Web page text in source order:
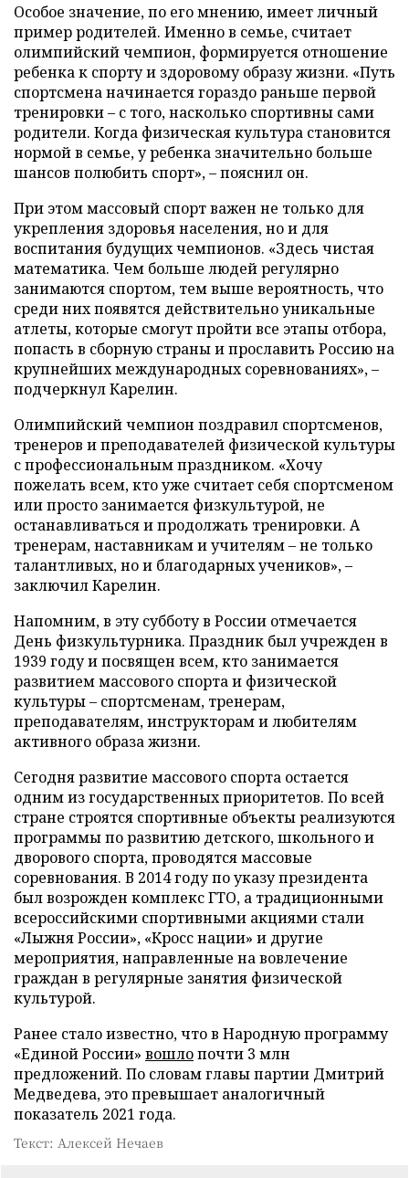
Особое значение, по его мнению, имеет личный
пример родителей. Именно в семье, считает
олимпийский чемпион, формируется отношение
ребенка к спорту и здоровому образу жизни. «Путь
спортсмена начинается гораздо раньше первой
тренировки – с того, насколько спортивны сами
родители. Когда физическая культура становится
нормой в семье, у ребенка значительно больше
шансов полюбить спорт», – пояснил он.
При этом массовый спорт важен не только для
укрепления здоровья населения, но и для
воспитания будущих чемпионов. «Здесь чистая
математика. Чем больше людей регулярно
занимаются спортом, тем выше вероятность, что
среди них появятся действительно уникальные
атлеты, которые смогут пройти все этапы отбора,
попасть в сборную страны и прославить Россию на
крупнейших международных соревнованиях», –
подчеркнул Карелин.
Олимпийский чемпион поздравил спортсменов,
тренеров и преподавателей физической культуры
с профессиональным праздником. «Хочу
пожелать всем, кто уже считает себя спортсменом
или просто занимается физкультурой, не
останавливаться и продолжать тренировки. А
тренерам, наставникам и учителям – не только
талантливых, но и благодарных учеников», –
заключил Карелин.
Напомним, в эту субботу в России отмечается
День физкультурника. Праздник был учрежден в
1939 году и посвящен всем, кто занимается
развитием массового спорта и физической
культуры – спортсменам, тренерам,
преподавателям, инструкторам и любителям
активного образа жизни.
Сегодня развитие массового спорта остается
одним из государственных приоритетов. По всей
стране строятся спортивные объекты реализуются
программы по развитию детского, школьного и
дворового спорта, проводятся массовые
соревнования. В 2014 году по указу президента
был возрожден комплекс ГТО, а традиционными
всероссийскими спортивными акциями стали
«Лыжня России», «Кросс нации» и другие
мероприятия, направленные на вовлечение
граждан в регулярные занятия физической
культурой.
Ранее стало известно, что в Народную программу
«Единой России» вошлопочти 3 млн
предложений. По словам главы партии Дмитрий
Медведева, это превышает аналогичный
показатель 2021 года.
Текст: Алексей Нечаев